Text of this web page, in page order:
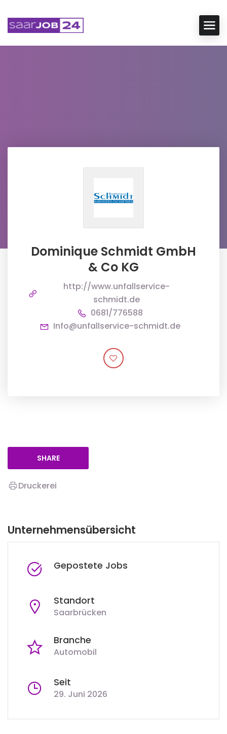
Dominique Schmidt GmbH
& Co KG
http://www.unfallservice-
schmidt.de
0681/776588
Info@unfallservice-schmidt.de
SHARE
Druckerei
Unternehmensübersicht
Gepostete Jobs
Standort
Saarbrücken
Branche
Automobil
Seit
29. Juni 2026